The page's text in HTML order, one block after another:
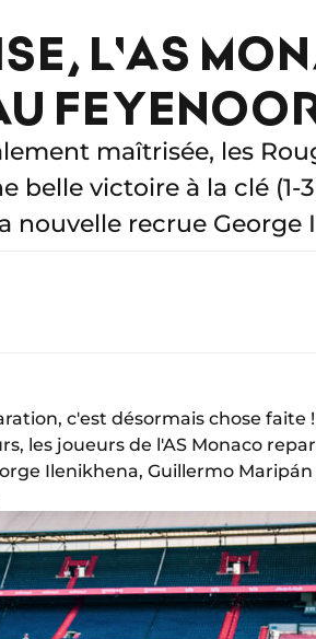
L'AS
maîtrisée, les
belle victoire à la clé (1-
recrue George
c'est désormais chose faite
les joueurs de l'AS Monaco
Ilenikhena, Guillermo